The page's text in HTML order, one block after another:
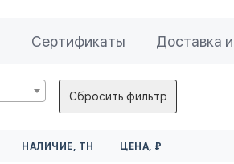
Сертификаты Доставка
Сбросить фильтр
НАЛИЧИЕ, ТН ЦЕНА, ₽